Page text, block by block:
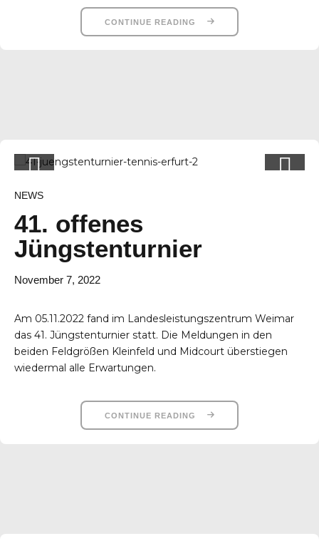
CONTINUE READING
NEWS
41. offenes
Jüngstenturnier
November 7, 2022
Am 05.11.2022 fand im Landesleistungszentrum Weimar
das 41. Jüngstenturnier statt. Die Meldungen in den
beiden Feldgrößen Kleinfeld und Midcourt überstiegen
wiedermal alle Erwartungen.
CONTINUE READING